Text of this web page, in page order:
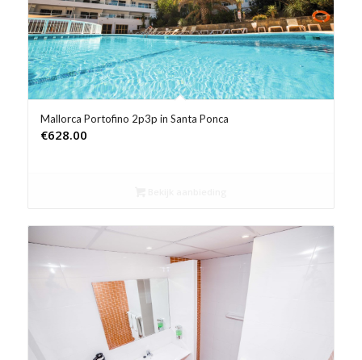
Mallorca Portofino 2p3p in Santa Ponca
€628.00